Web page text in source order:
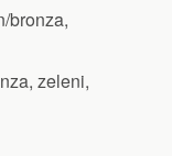
bronza,
zeleni,